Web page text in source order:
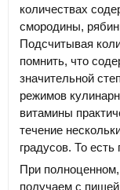
количествах
смородины,
Подсчитывая
помнить, что
значительной
режимов
витамины
течение
градусов. То
При
получаем с